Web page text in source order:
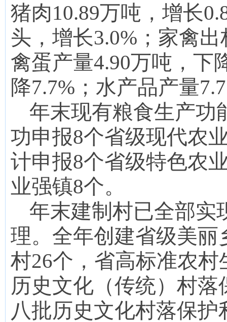
猪肉10.89万吨， 增长
头，增长3.0% ； 家禽出
禽蛋产量4.90万吨， 下
降7.7% ； 水产品产量7.
年末现有粮食生产功
功申报8个省级现代农
计申报8个省级特色农
业强镇8个。
年末建制村已全部实
理。全年创建省级美
村26个，省高标准农
历史文化（传统）村
八批历史文化村落保